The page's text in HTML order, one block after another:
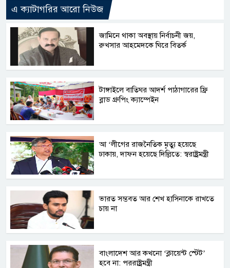
এ ক্যাটাগরির আরো নিউজ
জামিনে থাকা অবস্থায় নির্বাচনী জয়,
রুখসার আহমেদকে ঘিরে বিতর্ক
টাঙ্গাইলে বাতিঘর আদর্শ পাঠাগারের ফ্রি
ব্লাড গ্রুপিং ক্যাম্পেইন
আ ‘লীগের রাজনৈতিক মৃত্যু হয়েছে
ঢাকায়, দাফন হয়েছে দিল্লিতে: স্বরাষ্ট্রমন্ত্রী
ভারত সম্ভবত আর শেখ হাসিনাকে রাখতে
চায় না
বাংলাদেশ আর কখনো ‘ক্লায়েন্ট স্টেট’
হবে না: পররাষ্ট্রমন্ত্রী